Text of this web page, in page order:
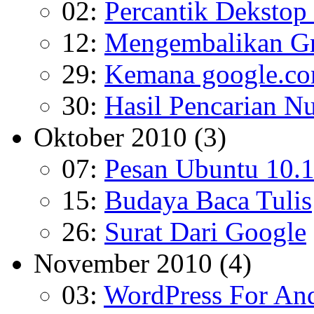
02: Percantik
12: Mengembalikan
29: Kemana
30: Hasil Pencarian
Oktober 2010 (3)
07: Pesan Ubuntu
15: Budaya Baca Tulis
26: Surat Dari Google
November 2010 (4)
03: WordPress For